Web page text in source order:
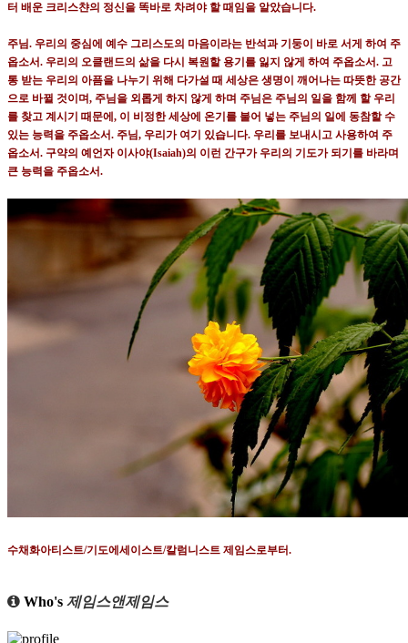
터 배운 크리스챤의 정신을 똑바로 차려야 할 때임을 알았습니다.
주님. 우리의 중심에 예수 그리스도의 마음이라는 반석과 기둥이 바로 서게 하여 주
옵소서. 우리의 오클랜드의 삶을 다시 복원할 용기를 잃지 않게 하여 주옵소서. 고
통 받는 우리의 아픔을 나누기 위해 다가설 때 세상은 생명이 깨어나는 따뜻한 공간
으로 바뀔 것이며, 주님을 외롭게 하지 않게 하며 주님은 주님의 일을 함께 할 우리
를 찾고 계시기 때문에 , 이 비정한 세상에 온기를 불어 넣는 주님의 일에 동참할 수
있는 능력을 주옵소서. 주님, 우리가 여기 있습니다. 우리를 보내시고 사용하여 주
옵소서. 구약의 예언자 이사야(Isaiah)의 이런 간구가 우리의 기도가 되기를 바라며
큰 능력을 주옵소서.
수채화아티스트/기도에세이스트/칼럼니스트 제임스로부터.
Who's 제임스앤제임스